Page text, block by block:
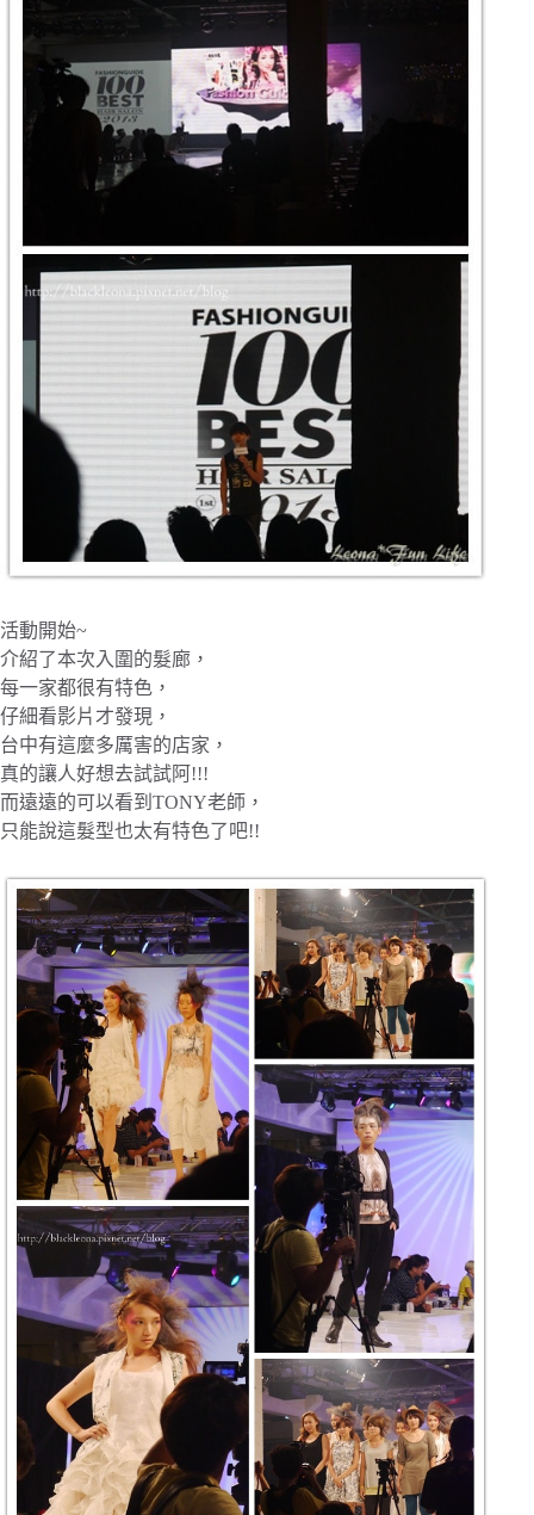
活動開始~
介紹了本次入圍的髮廊，
每一家都很有特色，
仔細看影片才發現，
台中有這麼多厲害的店家，
真的讓人好想去試試阿!!!
而遠遠的可以看到TONY老師，
只能說這髮型也太有特色了吧!!